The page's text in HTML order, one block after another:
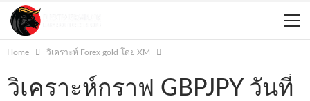
Home วิเคราะห์ Forex gold โดย XM
วิเคราะห์กราฟ GBPJPY วันที่